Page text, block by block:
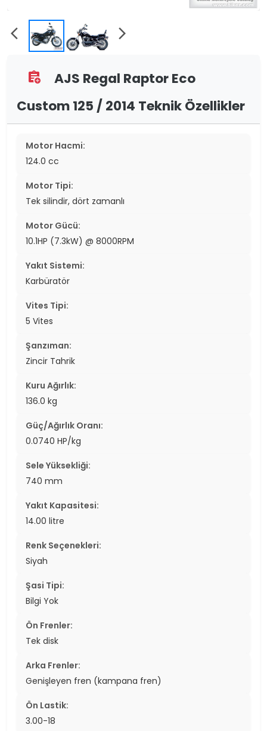
arrow_back_ios arrow_forward_ios
assignment_add
AJS Regal Raptor Eco
Custom 125 / 2014 Teknik Özellikler
Motor Hacmi:
124.0 cc
Motor Tipi:
Tek silindir, dört zamanlı
Motor Gücü:
10.1HP (7.3kW) @ 8000RPM
Yakıt Sistemi:
Karbüratör
Vites Tipi:
5 Vites
Şanzıman:
Zincir Tahrik
Kuru Ağırlık:
136.0 kg
Güç/Ağırlık Oranı:
0.0740 HP/kg
Sele Yüksekliği:
740 mm
Yakıt Kapasitesi:
14.00 litre
Renk Seçenekleri:
Siyah
Şasi Tipi:
Bilgi Yok
Ön Frenler:
Tek disk
Arka Frenler:
Genişleyen fren (kampana fren)
Ön Lastik:
3.00-18